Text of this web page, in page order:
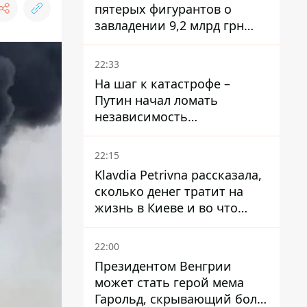
пятерых фигурантов о
завладении 9,2 млрд грн
ПриватБанка направили в
суд
22:33
На шаг к катастрофе –
Путин начал ломать
независимость
собственного Центробанка,
заставив снизить базовую
ставку
22:15
Klavdia Petrivna рассказала,
сколько денег тратит на
жизнь в Киеве и во что
вкладывает миллионы
22:00
Президентом Венгрии
может стать герой мема
Гарольд, скрывающий боль